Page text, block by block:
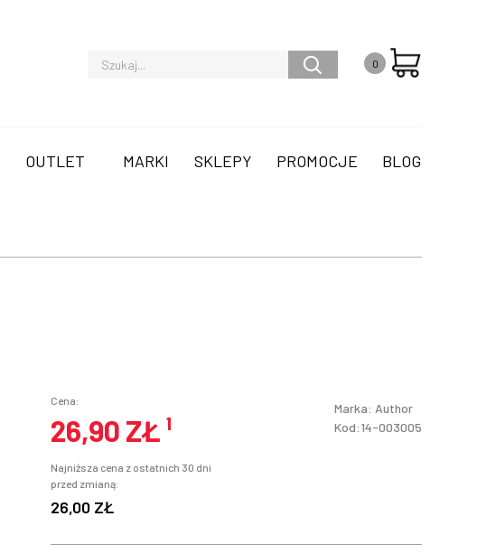
0
OUTLET MARKI SKLEPY PROMOCJE BLOG
Cena:
26,90 ZŁ¹
Najniższa cena z ostatnich 30 dni
przed zmianą:
26,00 ZŁ
Marka: Author
Kod:14-003005